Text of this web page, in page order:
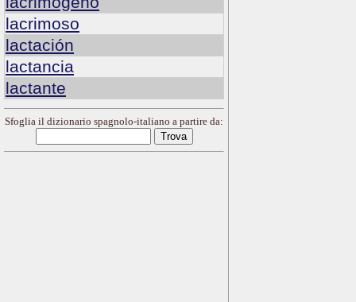
lacrimoso
lactación
lactancia
lactante
Sfoglia il dizionario spagnolo-italiano a partire da: